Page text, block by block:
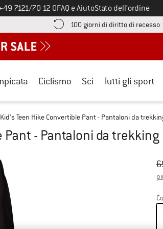
al numero
7121/70 12 0FAQ e AiutoStato dell’ordine
di pagamento! Si apre in una casella
100 giorni di diritto di recesso
Ciclismo Sci Tutti gli sport
Kid's Teen Hike Convertible Pant - Pantaloni da
Pant - Pantaloni da trekking